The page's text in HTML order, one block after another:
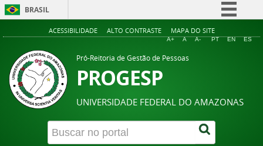
BRASIL
Simplifique!
Acesso à informação
Legislação
Canais
ACESSIBILIDADE ALTO CONTRASTE MAPA DO SITE
A+ A A- PT EN ES
Pró-Reitoria de Gestão de Pessoas
PROGESP
UNIVERSIDADE FEDERAL DO AMAZONAS